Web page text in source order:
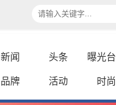
新闻 头条 曝光台
品牌 活动 时尚